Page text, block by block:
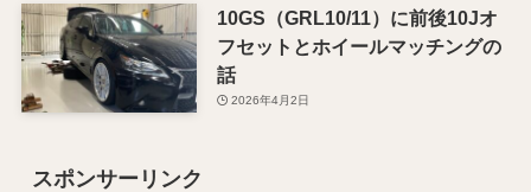
10GS（GRL10/11）に前後10Jオ
フセットとホイールマッチングの
話
2026年4月2日
スポンサーリンク